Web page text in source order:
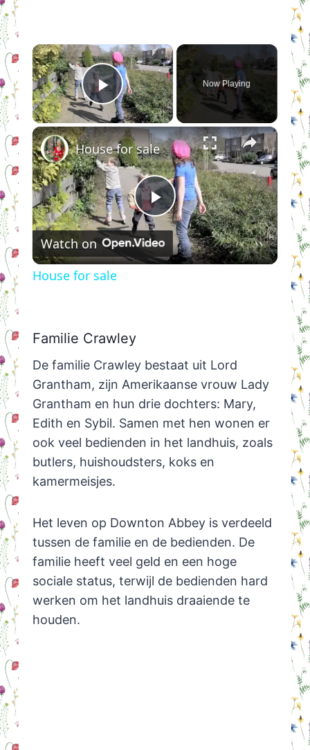
×
Play Video
Now Playing
×
Play
Video
House for sale
Watch on
House for sale
Familie Crawley
De familie Crawley bestaat uit Lord
Grantham, zijn Amerikaanse vrouw Lady
Grantham en hun drie dochters: Mary,
Edith en Sybil. Samen met hen wonen er
ook veel bedienden in het landhuis, zoals
butlers, huishoudsters, koks en
kamermeisjes.
Het leven op Downton Abbey is verdeeld
tussen de familie en de bedienden. De
familie heeft veel geld en een hoge
sociale status, terwijl de bedienden hard
werken om het landhuis draaiende te
houden.